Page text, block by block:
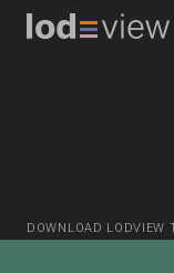
DOWNLOAD LODVIEW